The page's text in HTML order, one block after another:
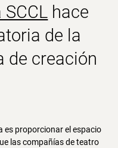
hace
de la
de creación
es proporcionar el espacio
las compañías de teatro